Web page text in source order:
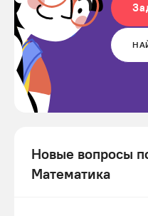
Новые вопросы
Математика